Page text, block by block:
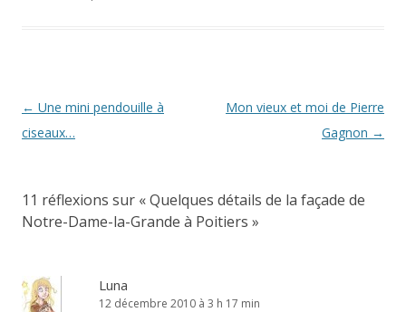
Navigation
des
← Une mini pendouille à
ciseaux…
Mon vieux et moi de Pierre
Gagnon →
11 réflexions sur «Quelques détails de la façade de
Notre-Dame-la-Grande à Poitiers »
Luna
12 décembre 2010 à 3 h 17 min